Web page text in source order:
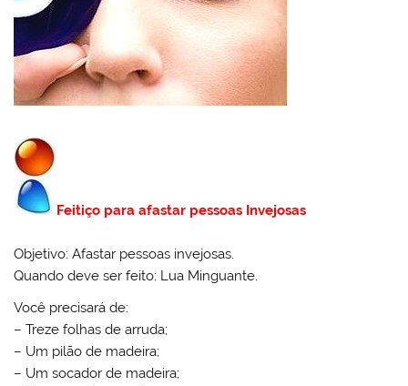
Feitiço para afastar pessoas Invejosas
Objetivo: Afastar pessoas invejosas.
Quando deve ser feito: Lua Minguante.
Você precisará de:
– Treze folhas de arruda;
– Um pilão de madeira;
– Um socador de madeira;